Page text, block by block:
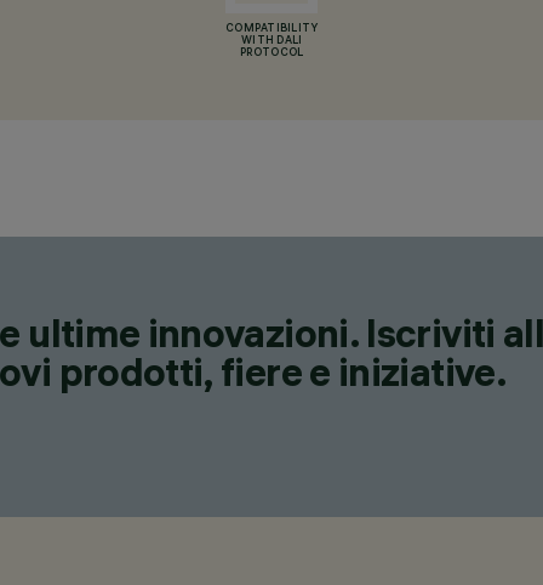
COMPATIBILITY
WITH DALI
PROTOCOL
ultime innovazioni. Iscriviti
prodotti, fiere e iniziative.